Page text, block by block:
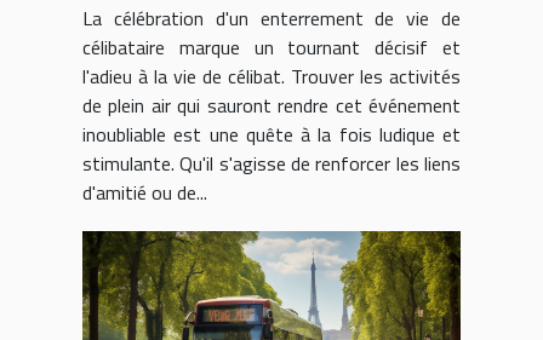
célibataire mémorable
La célébration d'un enterrement de vie de
célibataire marque un tournant décisif et
l'adieu à la vie de célibat. Trouver les activités
de plein air qui sauront rendre cet événement
inoubliable est une quête à la fois ludique et
stimulante. Qu'il s'agisse de renforcer les liens
d'amitié ou de...